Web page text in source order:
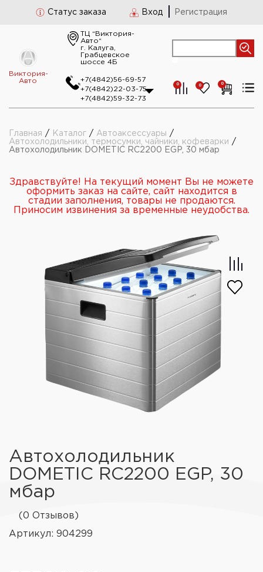
Статус заказа Вход Регистрация
Виктория-
Авто
ТЦ “Виктория-
Авто“
г. Калуга,
Грабцевское
шоссе 4Б
+7(4842)56-69-57
+7(4842)22-03-75
+7(4842)59-32-73
0 0 0
Главная / Каталог / Автоаксессуары /
Автохолодильники, термосумки, чайники, кофеварки /
Автохолодильник DOMETIC RC2200 EGP, 30 мбар
Здравствуйте! На текущий момент Вы не можете
оформить заказ на сайте, сайт находится в
стадии заполнения, товары не продаются.
Приносим извинения за временные неудобства.
Автохолодильник
DOMETIC RC2200 EGP, 30
мбар
(0 Отзывов)
Артикул: 904299